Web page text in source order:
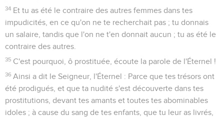
34 Et tu as été le contraire des autres femmes dans tes
impudicités, en ce qu'on ne te recherchait pas ; tu donnais
un salaire, tandis que l'on ne t'en donnait aucun ; tu as été le
contraire des autres.
35 C'est pourquoi, ô prostituée, écoute la parole de l'Éternel !
36 Ainsi a dit le Seigneur, l'Éternel : Parce que tes trésors ont
été prodigués, et que ta nudité s'est découverte dans tes
prostitutions, devant tes amants et toutes tes abominables
idoles ; à cause du sang de tes enfants, que tu leur as livrés,